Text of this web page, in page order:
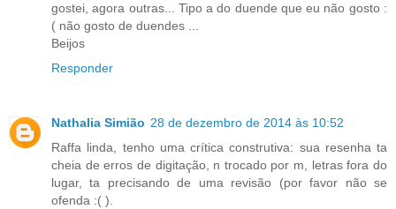
gostei, agora outras... Tipo a do duende que eu não gosto :
( não gosto de duendes ...
Beijos
Responder
Nathalia Simião 28 de dezembro de 2014 às 10:52
Raffa linda, tenho uma crítica construtiva: sua resenha ta
cheia de erros de digitação, n trocado por m, letras fora do
lugar, ta precisando de uma revisão (por favor não se
ofenda :( ).